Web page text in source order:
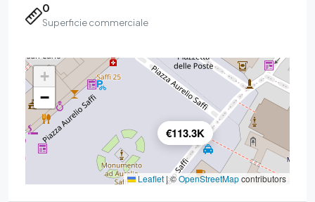
0
Superficie commerciale
€113.3K
+
−
Leaflet |©OpenStreetMapcontributors